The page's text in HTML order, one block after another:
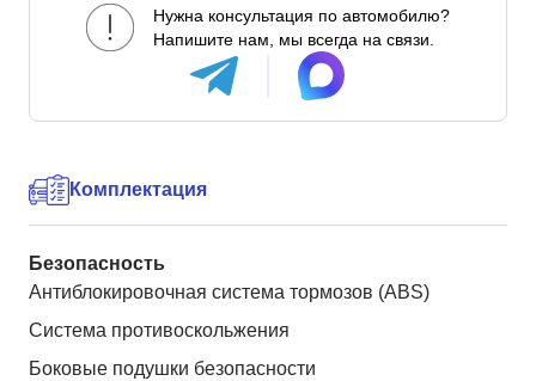
Нужна консультация по автомобилю?
Напишите нам, мы всегда на связи.
Комплектация
Безопасность
Антиблокировочная система тормозов (ABS)
Система противоскольжения
Боковые подушки безопасности